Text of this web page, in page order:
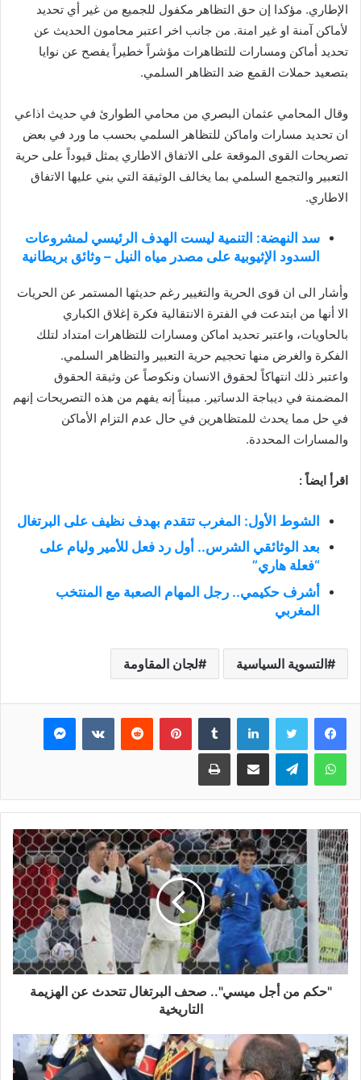
الإطاري. مؤكدا إن حق التظاهر مكفول للجميع من غير أي تحديد
لأماكن آمنة او غير امنة. من جانب اخر اعتبر محامون الحديث عن
تحديد أماكن ومسارات للتظاهرات مؤشراً خطيراً يفصح عن نوايا
بتصعيد حملات القمع ضد التظاهر السلمي.
وقال المحامي عثمان البصري من محامي الطوارئ في حديث اذاعي
ان تحديد مسارات واماكن للتظاهر السلمي بحسب ما ورد في بعض
تصريحات القوى الموقعة على الاتفاق الاطاري يمثل قيوداً على حرية
التعبير والتجمع السلمي بما يخالف الوثيقة التي بني عليها الاتفاق
الاطاري.
سد النهضة: التنمية ليست الهدف الرئيسي لمشروعات
السدود الإثيوبية على مصدر مياه النيل – وثائق بريطانية
وأشار الى ان قوى الحرية والتغيير رغم حديثها المستمر عن الحريات
الا أنها من ابتدعت في الفترة الانتقالية فكرة إغلاق الكباري
بالحاويات، واعتبر تحديد اماكن ومسارات للتظاهرات امتداد لتلك
الفكرة والغرض منها تحجيم حرية التعبير والتظاهر السلمي.
واعتبر ذلك انتهاكاً لحقوق الانسان ونكوصاً عن وثيقة الحقوق
المضمنة في ديباجة الدساتير. مبيناً إنه يفهم من هذه التصريحات إنهم
في حل مما يحدث للمتظاهرين في حال عدم التزام الأماكن
والمسارات المحددة.
اقرأ ايضاً :
الشوط الأول: المغرب تتقدم بهدف نظيف على البرتغال
بعد الوثائقي الشرس.. أول رد فعل للأمير وليام على
“فعلة هاري”
أشرف حكيمي.. رجل المهام الصعبة مع المنتخب
المغربي
التسوية السياسية لجان المقاومة
فيسبوك تويتر لينكدإن بينتيريست ماسنجر
واتساب تيلقرام مشاركة عبر البريد طباعة
"حكم من أجل ميسي".. صحف البرتغال تتحدث عن الهزيمة
التاريخية